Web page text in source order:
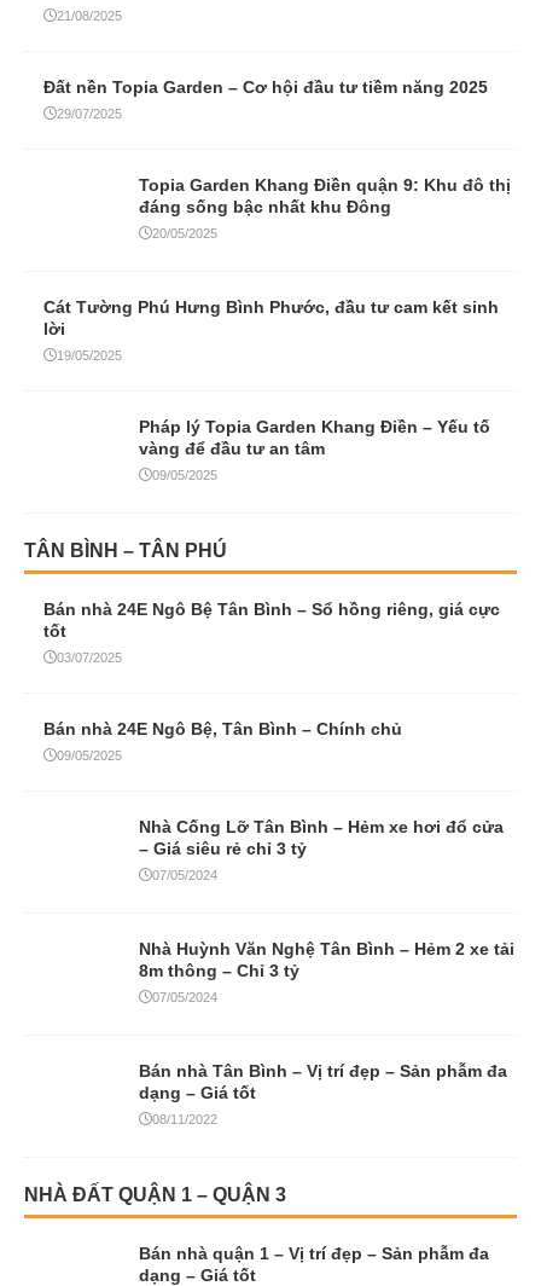
21/08/2025
Đất nền Topia Garden – Cơ hội đầu tư tiềm năng 2025
29/07/2025
Topia Garden Khang Điền quận 9: Khu đô thị
đáng sống bậc nhất khu Đông
20/05/2025
Cát Tường Phú Hưng Bình Phước, đầu tư cam kết sinh
lời
19/05/2025
Pháp lý Topia Garden Khang Điền – Yếu tố
vàng để đầu tư an tâm
09/05/2025
TÂN BÌNH – TÂN PHÚ
Bán nhà 24E Ngô Bệ Tân Bình – Sổ hồng riêng, giá cực
tốt
03/07/2025
Bán nhà 24E Ngô Bệ, Tân Bình – Chính chủ
09/05/2025
Nhà Cống Lỡ Tân Bình – Hẻm xe hơi đổ cửa
– Giá siêu rẻ chỉ 3 tỷ
07/05/2024
Nhà Huỳnh Văn Nghệ Tân Bình – Hẻm 2 xe tải
8m thông – Chỉ 3 tỷ
07/05/2024
Bán nhà Tân Bình – Vị trí đẹp – Sản phẫm đa
dạng – Giá tốt
08/11/2022
NHÀ ĐẤT QUẬN 1 – QUẬN 3
Bán nhà quận 1 – Vị trí đẹp – Sản phẫm đa
dạng – Giá tốt